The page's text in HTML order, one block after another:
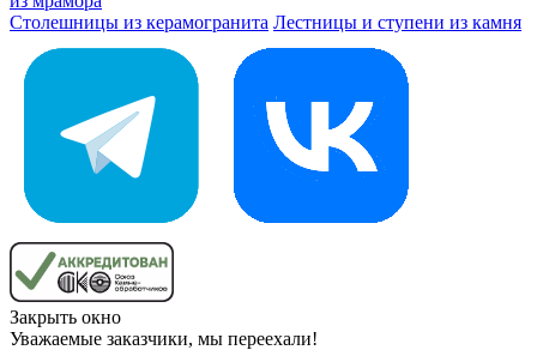
Столешницы из керамогранита Лестницы и ступени из камня
Закрыть окно
Уважаемые заказчики, мы переехали!